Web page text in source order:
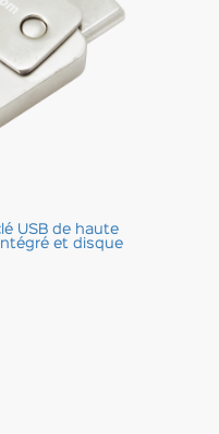
USB de haute
et disque